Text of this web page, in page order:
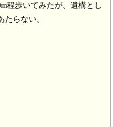
程歩いてみたが、遺構とし
らない。